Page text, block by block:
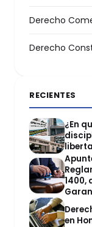
Derecho
Derecho
RECIENTES
¿En
1400,
en